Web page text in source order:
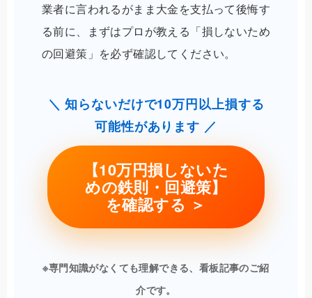
業者に言われるがまま大金を支払って後悔す
る前に、まずはプロが教える「損しないため
の回避策」を必ず確認してください。
＼ 知らないだけで10万円以上損する
可能性があります ／
【10万円損しないた
めの鉄則・回避策】
を確認する ＞
※専門知識がなくても理解できる、看板記事のご紹
介です。